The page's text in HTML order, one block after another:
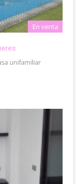
En venta
unifamiliar